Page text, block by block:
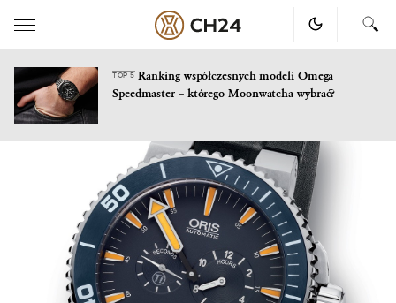
TOP 5Ranking współczesnych modeli Omega
Speedmaster – którego Moonwatcha wybrać?